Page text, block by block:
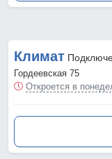
Климат
Гордеевская 75
Откроется в